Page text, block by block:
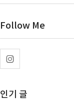
Follow Me
인기 글